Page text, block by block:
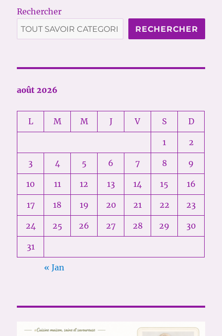
MOMENT
Rechercher
RECHERCHER
août 2026
L M M J V S D
1 2
3 4 5 6 7 8 9
10 11 12 13 14 15 16
17 18 19 20 21 22 23
24 25 26 27 28 29 30
31
« Jan